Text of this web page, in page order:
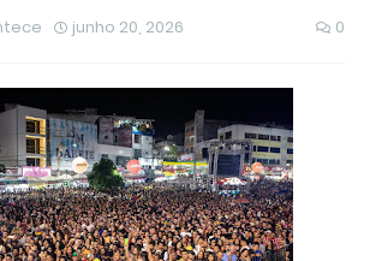
junho 20, 2026 0